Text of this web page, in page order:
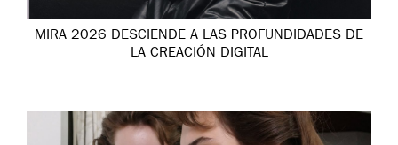
MIRA 2026 DESCIENDE A LAS PROFUNDIDADES DE
LA CREACIÓN DIGITAL